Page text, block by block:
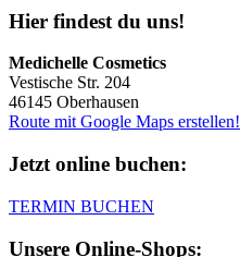
Hier findest du uns!
Medichelle Cosmetics
Vestische Str. 204
46145 Oberhausen
Route mit Google Maps erstellen!
Jetzt online buchen:
TERMIN BUCHEN
Unsere Online-Shops: